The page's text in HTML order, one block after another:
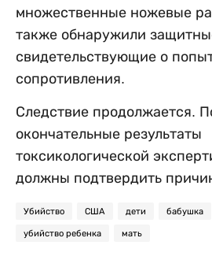
множественные ножевые
также обнаружили
свидетельствующие о
сопротивления.
Следствие продолжается.
окончательные результаты
токсикологической
должны подтвердить
Убийство США дети бабушка
убийство ребенка мать